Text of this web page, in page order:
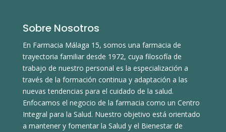
Sobre Nosotros
En Farmacia Málaga 15, somos una farmacia de
trayectoria familiar desde 1972, cuya filosofía de
trabajo de nuestro personal es la especialización a
través de la formación continua y adaptación a las
nuevas tendencias para el cuidado de la salud.
Enfocamos el negocio de la farmacia como un Centro
Integral para la Salud. Nuestro objetivo está orientado
a mantener y fomentar la Salud y el Bienestar de